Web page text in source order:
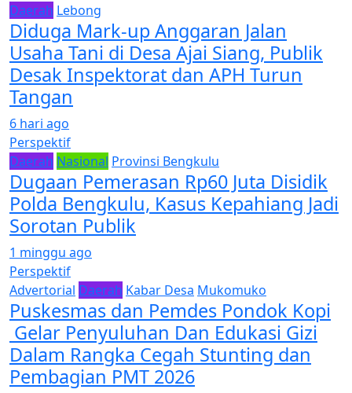
Daerah Lebong
Diduga Mark-up Anggaran Jalan
Usaha Tani di Desa Ajai Siang, Publik
Desak Inspektorat dan APH Turun
Tangan
6 hari ago
Perspektif
Daerah Nasional Provinsi Bengkulu
Dugaan Pemerasan Rp60 Juta Disidik
Polda Bengkulu, Kasus Kepahiang Jadi
Sorotan Publik
1 minggu ago
Perspektif
Advertorial Daerah Kabar Desa Mukomuko
Puskesmas dan Pemdes Pondok Kopi
Gelar Penyuluhan Dan Edukasi Gizi
Dalam Rangka Cegah Stunting dan
Pembagian PMT 2026